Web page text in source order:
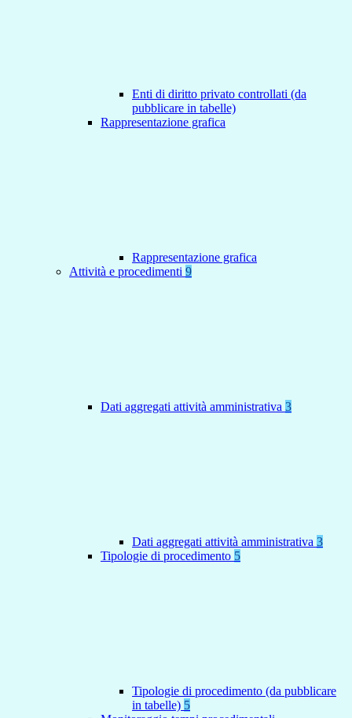
Enti di diritto privato controllati (da
pubblicare in tabelle)
Rappresentazione grafica
Rappresentazione grafica
Attività e procedimenti 9
Dati aggregati attività amministrativa 3
Dati aggregati attività amministrativa 3
Tipologie di procedimento 5
Tipologie di procedimento (da pubblicare
in tabelle) 5